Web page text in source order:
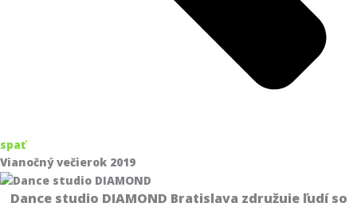
spať
Vianočný večierok 2019
Dance studio DIAMOND Bratislava združuje ľudí so